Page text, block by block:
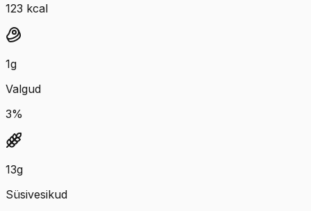
123 kcal
1g
Valgud
3%
13g
Süsivesikud